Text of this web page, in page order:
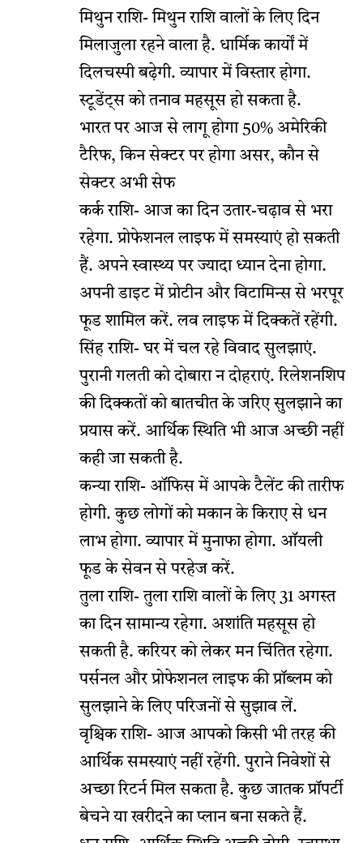
मिथुन राशि- मिथुन राशि वालों के लिए दिन
मिलाजुला रहने वाला है. धार्मिक कार्यों में
दिलचस्पी बढ़ेगी. व्यापार में विस्तार होगा.
स्टूडेंट्स को तनाव महसूस हो सकता है.
भारत पर आज से लागू होगा 50% अमेरिकी
टैरिफ, किन सेक्टर पर होगा असर, कौन से
सेक्‍टर अभी सेफ
कर्क राशि- आज का दिन उतार-चढ़ाव से भरा
रहेगा. प्रोफेशनल लाइफ में समस्याएं हो सकती
हैं. अपने स्वास्थ्य पर ज्यादा ध्यान देना होगा.
अपनी डाइट में प्रोटीन और विटामिन्स से भरपूर
फूड शामिल करें. लव लाइफ में दिक्कतें रहेंगी.
सिंह राशि- घर में चल रहे विवाद सुलझाएं.
पुरानी गलती को दोबारा न दोहराएं. रिलेशनशिप
की दिक्कतों को बातचीत के जरिए सुलझाने का
प्रयास करें. आर्थिक स्थिति भी आज अच्छी नहीं
कही जा सकती है.
कन्या राशि- ऑफिस में आपके टैलेंट की तारीफ
होगी. कुछ लोगों को मकान के किराए से धन
लाभ होगा. व्यापार में मुनाफा होगा. ऑयली
फूड के सेवन से परहेज करें.
तुला राशि- तुला राशि वालों के लिए 31 अगस्त
का दिन सामान्य रहेगा. अशांति महसूस हो
सकती है. करियर को लेकर मन चिंतित रहेगा.
पर्सनल और प्रोफेशनल लाइफ की प्रॉब्लम को
सुलझाने के लिए परिजनों से सुझाव लें.
वृश्चिक राशि- आज आपको किसी भी तरह की
आर्थिक समस्याएं नहीं रहेंगी. पुराने निवेशों से
अच्छा रिटर्न मिल सकता है. कुछ जातक प्रॉपर्टी
बेचने या खरीदने का प्लान बना सकते हैं.